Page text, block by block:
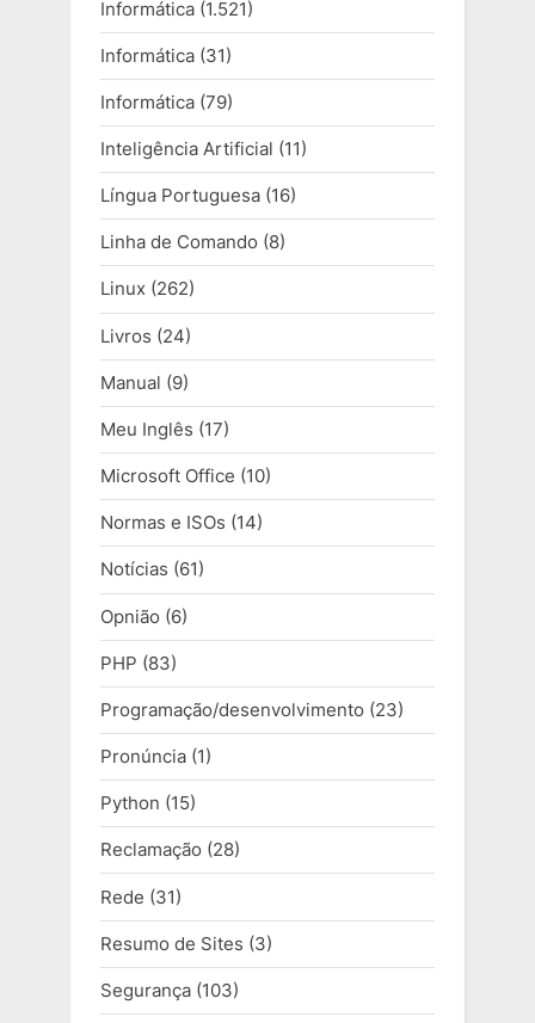
Informática (1.521)
Informática (31)
Informática (79)
Inteligência Artificial (11)
Língua Portuguesa (16)
Linha de Comando (8)
Linux (262)
Livros (24)
Manual (9)
Meu Inglês (17)
Microsoft Office (10)
Normas e ISOs (14)
Notícias (61)
Opnião (6)
PHP (83)
Programação/desenvolvimento (23)
Pronúncia (1)
Python (15)
Reclamação (28)
Rede (31)
Resumo de Sites (3)
Segurança (103)